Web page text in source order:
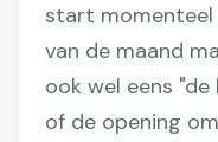
start momenteel
van de maand
ook wel eens
of de opening